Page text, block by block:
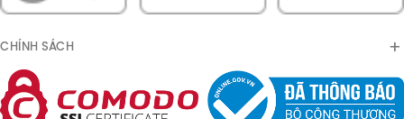
CHÍNH SÁCH